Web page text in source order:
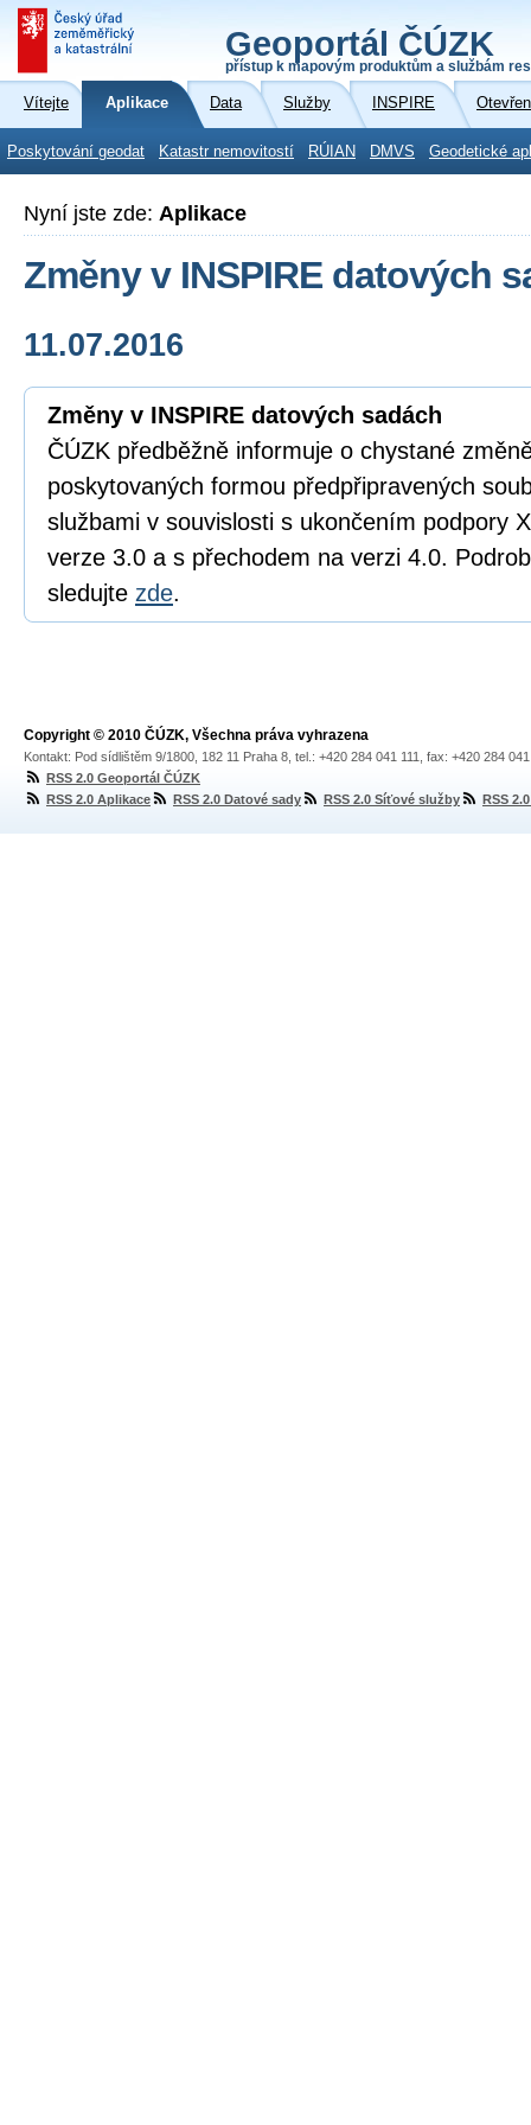
Geoportál ČÚZK
přístup k mapovým produktům a službám
Vítejte Aplikace Data Služby INSPIRE
Poskytování geodat Katastr nemovitostí RÚIAN DMVS Geodetické
Nyní jste zde: Aplikace
Změny v INSPIRE datových
11.07.2016
Změny v INSPIRE datových sadách
ČÚZK předběžně informuje o chystané
poskytovaných formou předpřipravených
službami v souvislosti s ukončením podpory
verze 3.0 a s přechodem na verzi 4.0.
sledujte zde.
Copyright © 2010 ČÚZK, Všechna práva vyhrazena
Kontakt: Pod sídlištěm 9/1800, 182 11 Praha 8, tel.: +420 284 041 111, fax: +420 284
RSS 2.0 Geoportál ČÚZK
RSS 2.0 Aplikace
RSS 2.0 Datové sady RSS 2.0 Síťové služby RSS